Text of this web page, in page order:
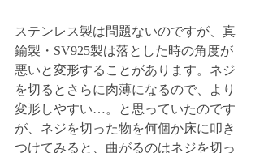
ステンレス製は問題ないのですが、真
鍮製・SV925製は落とした時の角度が
悪いと変形することがあります。ネジ
を切るとさらに肉薄になるので、より
変形しやすい…。と思っていたのです
が、ネジを切った物を何個か床に叩き
つけてみると、曲がるのはネジを切っ